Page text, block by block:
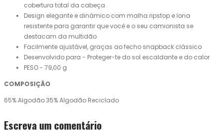
cobertura total da cabeça
Design elegante e dinâmico com malha ripstop e lona
resistente para garantir que você e o seu camionista se
destacam da multidão
Facilmente ajustável, graças ao fecho snapback clássico
Desenvolvido para - Proteger-te do sol escaldante e do calor
PESO - 79,00 g
COMPOSIÇÃO
65% Algodão 35% Algodão Reciclado
Escreva um comentário